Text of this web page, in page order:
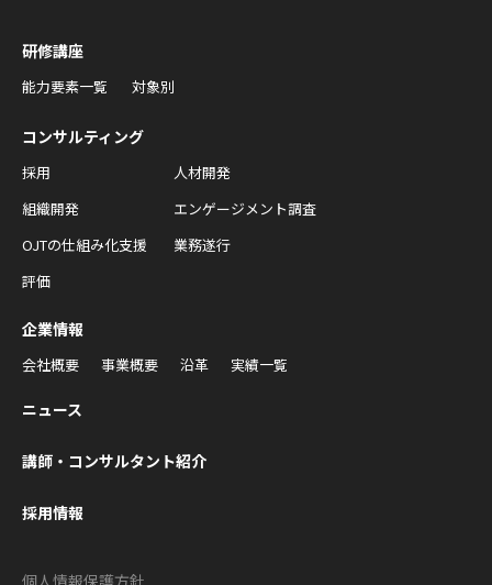
研修講座
能力要素一覧 対象別
コンサルティング
採用
人材開発
組織開発
エンゲージメント調査
OJTの仕組み化支援
業務遂行
評価
企業情報
会社概要 事業概要 沿革 実績一覧
ニュース
講師・コンサルタント紹介
採用情報
個人情報保護方針